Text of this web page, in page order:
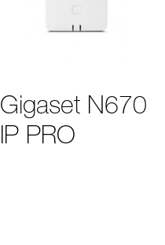
Gigaset N670
IP PRO